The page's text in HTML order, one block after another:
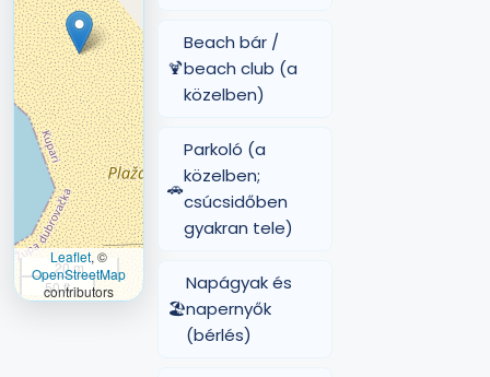
20 m
50 ft
Leaflet, ©
OpenStreetMap
contributors
🍹
Beach bár /
beach club (a
közelben)
🚗
Parkoló (a
közelben;
csúcsidőben
gyakran tele)
🏖️
Napágyak és
napernyők
(bérlés)